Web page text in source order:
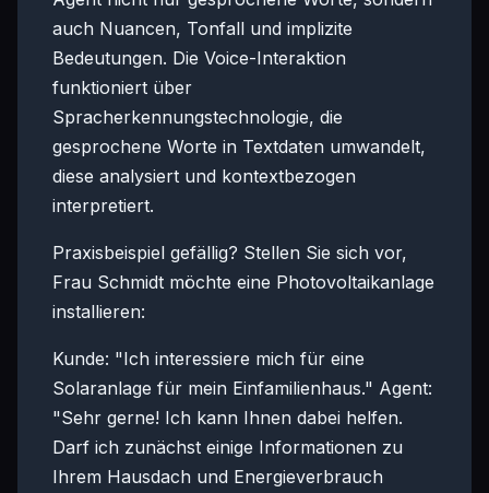
auch Nuancen, Tonfall und implizite
Bedeutungen. Die Voice-Interaktion
funktioniert über
Spracherkennungstechnologie, die
gesprochene Worte in Textdaten umwandelt,
diese analysiert und kontextbezogen
interpretiert.
Praxisbeispiel gefällig? Stellen Sie sich vor,
Frau Schmidt möchte eine Photovoltaikanlage
installieren:
Kunde: "Ich interessiere mich für eine
Solaranlage für mein Einfamilienhaus." Agent:
"Sehr gerne! Ich kann Ihnen dabei helfen.
Darf ich zunächst einige Informationen zu
Ihrem Hausdach und Energieverbrauch